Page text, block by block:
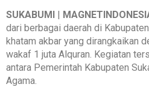
SUKABUMI
dari berbagai daerah di
khatam akbar yang dirangkaikan
wakaf 1 juta Alquran. Kegiatan
antara Pemerintah Kabupaten
Agama.